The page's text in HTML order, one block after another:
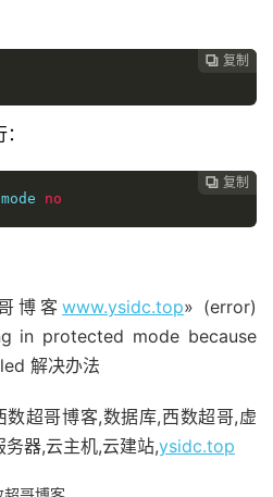
 复制
 复制
mode no
博客www.ysidc.top» (error)
in protected mode because
解决办法
数超哥博客,数据库,西数超哥,虚
器,云主机,云建站,ysidc.top